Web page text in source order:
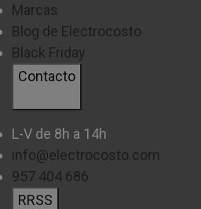
Marcas
Blog de Electrocosto
Black Friday
Contacto
L-V de 8h a 14h
info@electrocosto.com
957 404 686
RRSS